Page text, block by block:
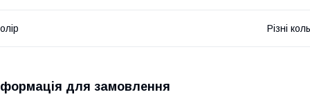
Різні
для замовлення